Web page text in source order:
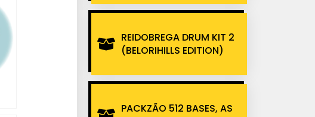
REIDOBREGA DRUM KIT 2
(BELORIHILLS EDITION)
PACKZÃO 512 BASES, AS